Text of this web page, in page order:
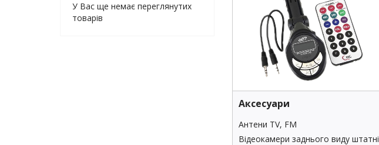
У Вас ще немає переглянутих
товарів
Аксесуари
Антени TV, FM
Відеокамери заднього виду штатні